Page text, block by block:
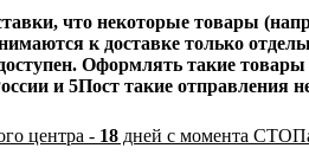
что некоторые товары
к доставке только
Оформлять такие
и 5Пост такие отправления
центра - 18 дней с момента